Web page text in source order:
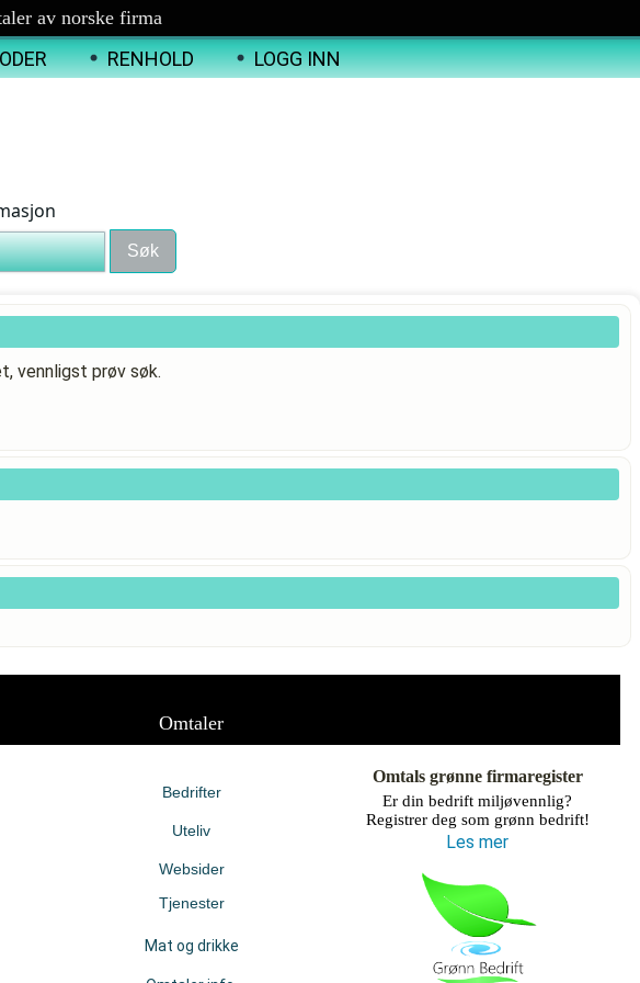
av norske firma
RENHOLD LOGG INN
vennligst prøv søk.
Omtaler
Bedrifter
Uteliv
Websider
Tjenester
Mat og drikke
Omtals grønne firmaregister
Er din bedrift miljøvennlig?
Registrer deg som grønn bedrift!
Les mer